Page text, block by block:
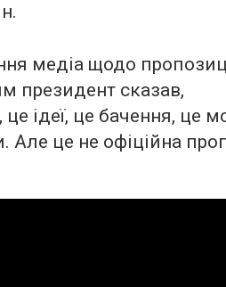
медіа щодо
президент сказав,
ідеї, це бачення, це
Але це не офіційна